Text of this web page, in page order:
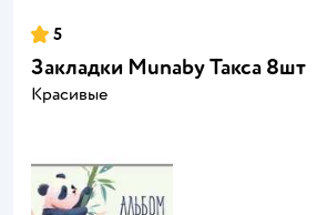
5
Закладки Munaby Такса 8шт
Красивые